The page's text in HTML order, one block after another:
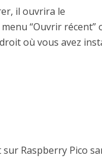
il ouvrira le
“Ouvrir récent”
où vous avez
Raspberry Pico